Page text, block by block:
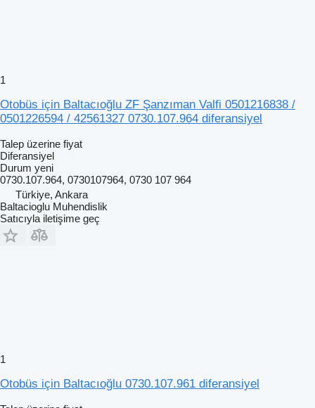
1
Otobüs için Baltacıoğlu ZF Şanzıman Valfi 0501216838 /
0501226594 / 42561327 0730.107.964 diferansiyel
Talep üzerine fiyat
Diferansiyel
Durum yeni
0730.107.964, 0730107964, 0730 107 964
Türkiye, Ankara
Baltacioglu Muhendislik
Satıcıyla iletişime geç
1
Otobüs için Baltacıoğlu 0730.107.961 diferansiyel